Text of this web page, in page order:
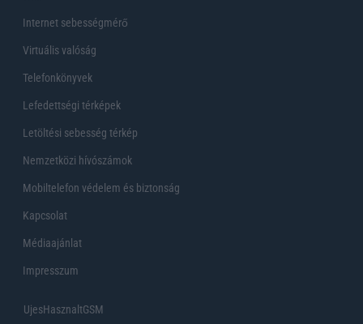
Internet sebességmérő
Virtuális valóság
Telefonkönyvek
Lefedettségi térképek
Letöltési sebesség térkép
Nemzetközi hívószámok
Mobiltelefon védelem és biztonság
Kapcsolat
Médiaajánlat
Impresszum
UjesHasznaltGSM